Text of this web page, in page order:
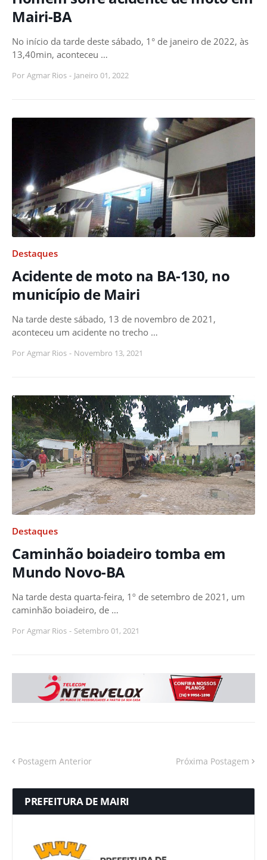
Mairi-BA
No início da tarde deste sábado, 1° de janeiro de 2022, às
13,40min, aconteceu …
Por Agmar Rios - Janeiro 01, 2022
Destaques
Acidente de moto na BA-130, no
município de Mairi
Na tarde deste sábado, 13 de novembro de 2021,
aconteceu um acidente no trecho …
Por Agmar Rios - Novembro 13, 2021
Destaques
Caminhão boiadeiro tomba em
Mundo Novo-BA
Na tarde desta quarta-feira, 1º de setembro de 2021, um
caminhão boiadeiro, de …
Por Agmar Rios - Setembro 01, 2021
Postagem Anterior Próxima Postagem
PREFEITURA DE MAIRI